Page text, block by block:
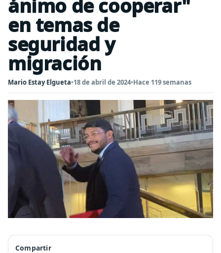
ánimo de cooperar"
en temas de
seguridad y
migración
Mario Estay Elgueta•18 de abril de 2024•Hace 119 semanas
Compartir